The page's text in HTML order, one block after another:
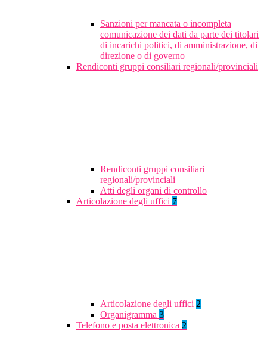
Sanzioni per mancata o incompleta
comunicazione dei dati da parte dei titolari
di incarichi politici, di amministrazione, di
direzione o di governo
Rendiconti gruppi consiliari regionali/provinciali
Rendiconti gruppi consiliari
regionali/provinciali
Atti degli organi di controllo
Articolazione degli uffici 7
Articolazione degli uffici 2
Organigramma 3
Telefono e posta elettronica 2